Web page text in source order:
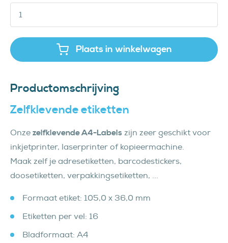
Plaats in winkelwagen
Productomschrijving
Zelfklevende etiketten
Onze zelfklevende A4-Labels zijn zeer geschikt voor
inkjetprinter, laserprinter of kopieermachine.
Maak zelf je adresetiketten, barcodestickers,
doosetiketten, verpakkingsetiketten, ...
Formaat etiket: 105,0 x 36,0 mm
Etiketten per vel: 16
Bladformaat: A4